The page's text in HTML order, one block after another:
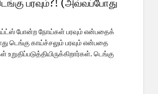
பரவும்?! (அவ்வப்போது
போன்ற நோய்கள் பரவும் என்பதைக்
டெங்கு காய்ச்சலும் பரவும் என்பதை
டெங்கு